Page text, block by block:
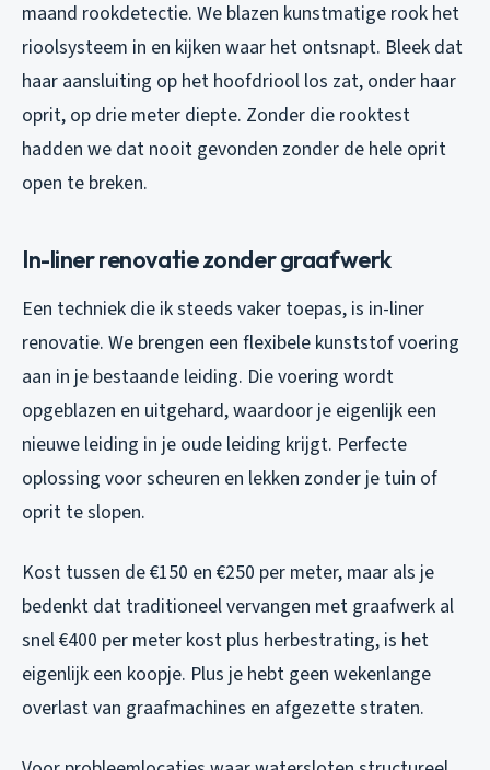
maand rookdetectie. We blazen kunstmatige rook het
rioolsysteem in en kijken waar het ontsnapt. Bleek dat
haar aansluiting op het hoofdriool los zat, onder haar
oprit, op drie meter diepte. Zonder die rooktest
hadden we dat nooit gevonden zonder de hele oprit
open te breken.
In-liner renovatie zonder graafwerk
Een techniek die ik steeds vaker toepas, is in-liner
renovatie. We brengen een flexibele kunststof voering
aan in je bestaande leiding. Die voering wordt
opgeblazen en uitgehard, waardoor je eigenlijk een
nieuwe leiding in je oude leiding krijgt. Perfecte
oplossing voor scheuren en lekken zonder je tuin of
oprit te slopen.
Kost tussen de €150 en €250 per meter, maar als je
bedenkt dat traditioneel vervangen met graafwerk al
snel €400 per meter kost plus herbestrating, is het
eigenlijk een koopje. Plus je hebt geen wekenlange
overlast van graafmachines en afgezette straten.